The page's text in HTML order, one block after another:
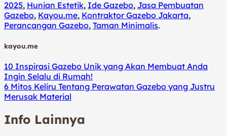
2025, Hunian Estetik, Ide Gazebo, Jasa Pembuatan
Gazebo, Kayou.me, Kontraktor Gazebo Jakarta,
Perancangan Gazebo, Taman Minimalis.
kayou.me
10 Inspirasi Gazebo Unik yang Akan Membuat Anda
Ingin Selalu di Rumah!
6 Mitos Keliru Tentang Perawatan Gazebo yang Justru
Merusak Material
Info Lainnya